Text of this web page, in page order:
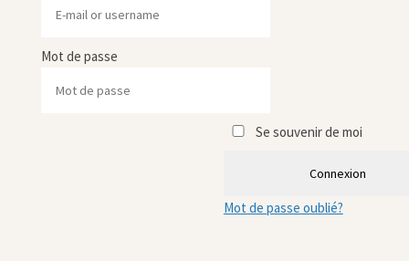
Mot de passe
Se souvenir de moi
Connexion
Mot de passe oublié?